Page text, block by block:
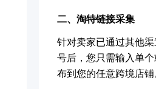
二、 淘特链接采集
针对卖家已通过其他
号后，您只需输入单
布到您的任意跨境店铺